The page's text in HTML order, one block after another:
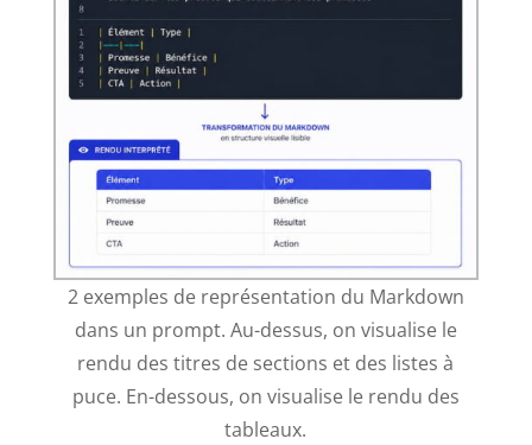
2 exemples de représentation du Markdown
dans un prompt. Au-dessus, on visualise le
rendu des titres de sections et des listes à
puce. En-dessous, on visualise le rendu des
tableaux.